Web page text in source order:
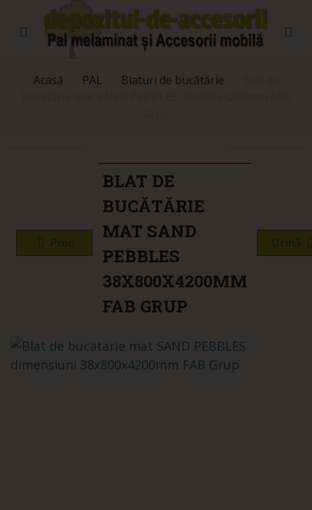
Acasă PAL Blaturi de bucătărie
BLAT DE
BUCĂTĂRIE
MAT SAND
PEBBLES
38X800X4200MM
FAB GRUP